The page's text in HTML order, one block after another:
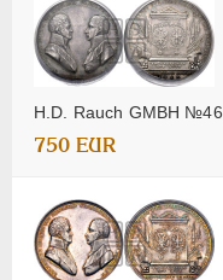
H.D. Rauch GMBH №46
750 EUR